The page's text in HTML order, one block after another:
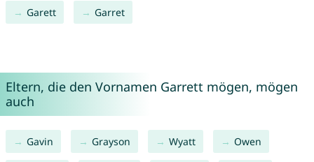
Garett Garret
Eltern, die den Vornamen Garrett mögen, mögen
auch
Gavin Grayson Wyatt Owen